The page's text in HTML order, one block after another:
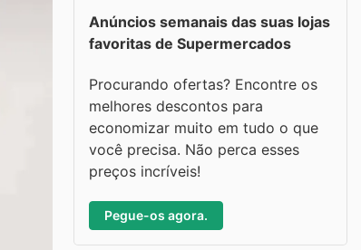
Anúncios semanais das suas lojas
favoritas de Supermercados
Procurando ofertas? Encontre os
melhores descontos para
economizar muito em tudo o que
você precisa. Não perca esses
preços incríveis!
Pegue-os agora.